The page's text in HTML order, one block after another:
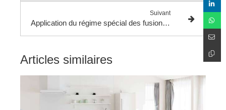
Suivant
Application du régime spécial des fusions aux opérations de fusion ou de scission entre sociétés sœurs détenues à 100 % par une association régie par la loi du 1er juillet 1901 et soumise à l'impôt sur les sociétés.
Articles similaires